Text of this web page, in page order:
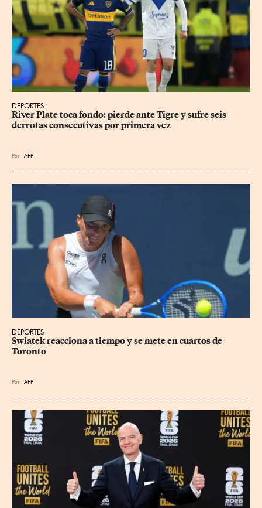
DEPORTES
River Plate toca fondo: pierde ante Tigre y sufre seis
derrotas consecutivas por primera vez
Por AFP
DEPORTES
Swiatek reacciona a tiempo y se mete en cuartos de
Toronto
Por AFP